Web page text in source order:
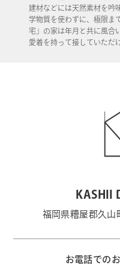
建材などには天然素材を吟
学物質を使わずに、極限ま
宅」の家は年月と共に風合
愛着を持って接していただ
KASHII
福岡県糟屋郡久山
お電話での